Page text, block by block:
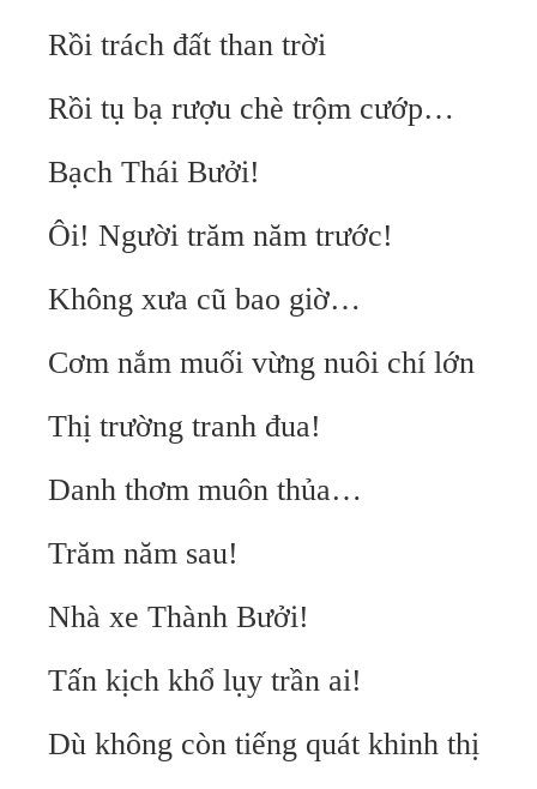
Rồi trách đất than trời
Rồi tụ bạ rượu chè trộm cướp…
Bạch Thái Bưởi!
Ôi! Người trăm năm trước!
Không xưa cũ bao giờ…
Cơm nắm muối vừng nuôi chí lớn
Thị trường tranh đua!
Danh thơm muôn thủa…
Trăm năm sau!
Nhà xe Thành Bưởi!
Tấn kịch khổ lụy trần ai!
Dù không còn tiếng quát khinh thị